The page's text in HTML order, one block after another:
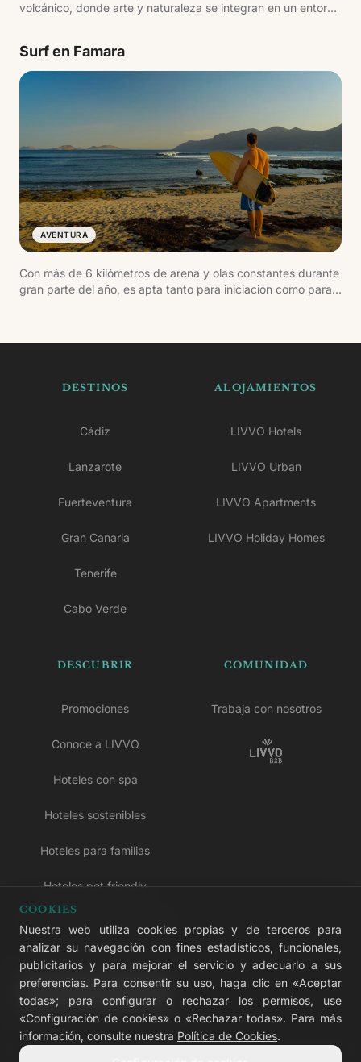
volcánico, donde arte y naturaleza se integran en un entorno
Surf en Famara
AVENTURA
Con más de 6 kilómetros de arena y olas constantes durante
gran parte del año, es apta tanto para iniciación como para
DESTINOS
Cádiz
Lanzarote
Fuerteventura
Gran Canaria
Tenerife
Cabo Verde
ALOJAMIENTOS
LIVVO Hotels
LIVVO Urban
LIVVO Apartments
LIVVO Holiday Homes
DESCUBRIR
Promociones
Conoce a LIVVO
Hoteles con spa
Hoteles sostenibles
Hoteles para familias
Hoteles pet friendly
Hoteles todo incluido
COMUNIDAD
Trabaja con nosotros
COOKIES
Nuestra web utiliza cookies propias y de terceros para
analizar su navegación con fines estadísticos, funcionales,
publicitarios y para mejorar el servicio y adecuarlo a sus
preferencias. Para consentir su uso, haga clic en «Aceptar
todas»; para configurar o rechazar los permisos, use
«Configuración de cookies» o «Rechazar todas». Para más
información, consulte nuestra Política de Cookies.